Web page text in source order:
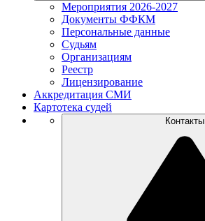
Мероприятия 2026-2027
Документы ФФКМ
Персональные данные
Судьям
Организациям
Реестр
Лицензирование
Аккредитация СМИ
Картотека судей
Контакты